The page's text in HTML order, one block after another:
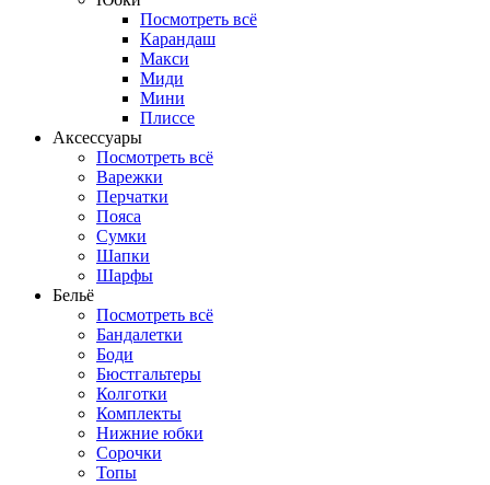
Посмотреть всё
Карандаш
Макси
Миди
Мини
Плиссе
Аксессуары
Посмотреть всё
Варежки
Перчатки
Пояса
Сумки
Шапки
Шарфы
Бельё
Посмотреть всё
Бандалетки
Боди
Бюстгальтеры
Колготки
Комплекты
Нижние юбки
Сорочки
Топы